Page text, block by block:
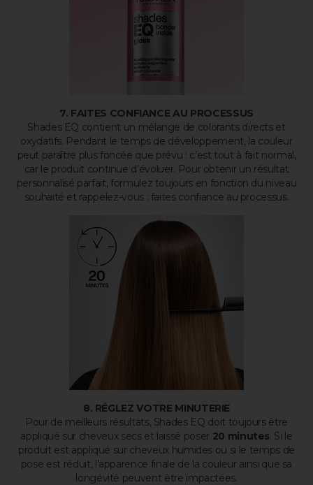
7. FAITES CONFIANCE AU PROCESSUS
Shades EQ contient un mélange de colorants directs et
oxydatifs. Pendant le temps de développement, la couleur
peut paraître plus foncée que prévu : c’est tout à fait normal,
car le produit continue d’évoluer. Pour obtenir un résultat
personnalisé parfait, formulez toujours en fonction du niveau
souhaité et rappelez-vous : faites confiance au processus.
8. RÉGLEZ VOTRE MINUTERIE
Pour de meilleurs résultats, Shades EQ doit toujours être
appliqué sur cheveux secs et laissé poser 20 minutes. Si le
produit est appliqué sur cheveux humides ou si le temps de
pose est réduit, l’apparence finale de la couleur ainsi que sa
longévité peuvent être impactées.